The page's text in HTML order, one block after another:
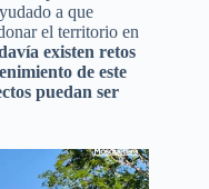
a que
el territorio en
existen retos
de este
puedan ser